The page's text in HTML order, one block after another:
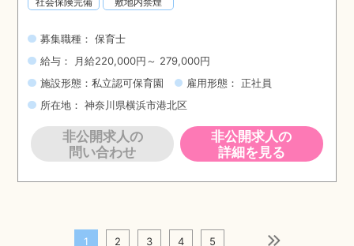
募集職種： 保育士
給与： 月給220,000円～ 279,000円
施設形態：私立認可保育園
雇用形態： 正社員
所在地： 神奈川県横浜市港北区
非公開求人の
問い合わせ
非公開求人の
詳細を見る
1 2 3 4 5